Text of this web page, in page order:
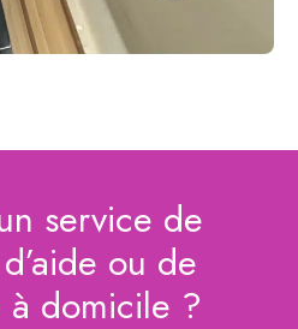
service de
ou de
domicile ?